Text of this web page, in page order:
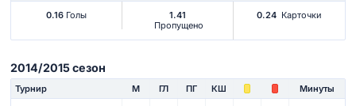
0.16Голы
1.41
Пропущено
0.24 Карточки
2014/2015 сезон
Турнир М ГЛ ПГ КШ Минуты